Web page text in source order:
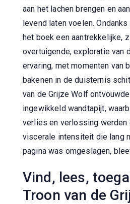
aan het lachen brengen en
levend laten voelen.
het boek een aantrekkelijke,
overtuigende, exploratie van
ervaring, met momenten van
bakenen in de duisternis
van de Grijze Wolf
ingewikkeld wandtapijt,
verlies en verlossing werden
viscerale intensiteit die lang
pagina was omgeslagen,
Vind, lees,
Troon van de